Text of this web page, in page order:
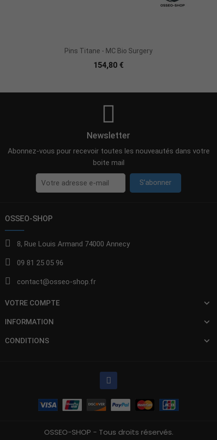
Pins Titane - MC Bio Surgery
154,80 €
Newsletter
Abonnez-vous pour recevoir toutes les nouveautés dans votre
boite mail
S’abonner
OSSEO-SHOP
8, Rue Louis Armand 74000 Annecy
09 81 25 05 96
contact@osseo-shop.fr
VOTRE COMPTE
INFORMATION
CONDITIONS
OSSEO-SHOP - Tous droits réservés.